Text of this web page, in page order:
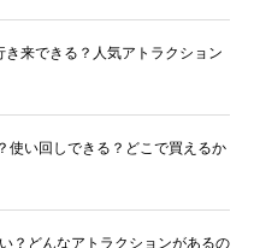
き来できる？人気アトラクション
使い回しできる？どこで買えるか
？どんなアトラクションがあるの